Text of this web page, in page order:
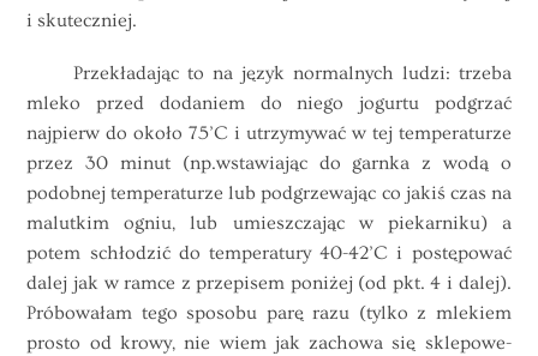
i skuteczniej.
Przekładając to na język normalnych ludzi: trzeba
mleko przed dodaniem do niego jogurtu podgrzać
najpierw do około 75’C i utrzymywać w tej temperaturze
przez 30 minut (np.wstawiając do garnka z wodą o
podobnej temperaturze lub podgrzewając co jakiś czas na
malutkim ogniu, lub umieszczając w piekarniku) a
potem schłodzić do temperatury 40-42’C i postępować
dalej jak w ramce z przepisem poniżej (od pkt. 4 i dalej).
Próbowałam tego sposobu parę razu (tylko z mlekiem
prosto od krowy, nie wiem jak zachowa się sklepowe-